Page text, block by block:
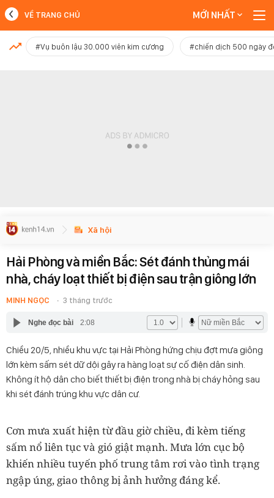
MỚI NHẤT
VỀ TRANG CHỦ MỚI NHẤT
#Vụ buôn lậu 30.000 viên kim cương #chiến dịch 500 ngày
Xã hội
Hải Phòng và miền Bắc: Sét đánh thủng mái
nhà, cháy loạt thiết bị điện sau trận giông lớn
MINH NGỌC 3 tháng trước
Nghe đọc bài 2:08
Chiều 20/5, nhiều khu vực tại Hải Phòng hứng chịu đợt mưa giông
lớn kèm sấm sét dữ dội gây ra hàng loạt sự cố điện dân sinh.
Không ít hộ dân cho biết thiết bị điện trong nhà bị cháy hỏng sau
khi sét đánh trúng khu vực dân cư.
Cơn mưa xuất hiện từ đầu giờ chiều, đi kèm tiếng
sấm nổ liên tục và gió giật mạnh. Mưa lớn cục bộ
khiến nhiều tuyến phố trung tâm rơi vào tình trạng
ngập úng, giao thông bị ảnh hưởng đáng kể.